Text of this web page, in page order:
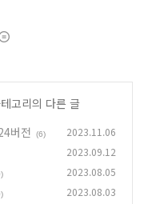
고리의 다른 글
버전
(6) 2023.11.06
2023.09.12
2023.08.05
2023.08.03